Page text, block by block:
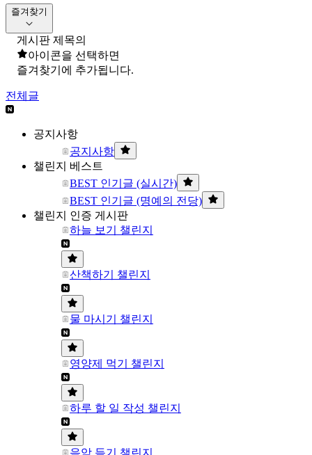
즐겨찾기
게시판 제목의
아이콘을 선택하면
즐겨찾기에 추가됩니다.
전체글
공지사항
공지사항
챌린지 베스트
BEST 인기글 (실시간)
BEST 인기글 (명예의 전당)
챌린지 인증 게시판
하늘 보기 챌린지
산책하기 챌린지
물 마시기 챌린지
영양제 먹기 챌린지
하루 할 일 작성 챌린지
음악 듣기 챌린지